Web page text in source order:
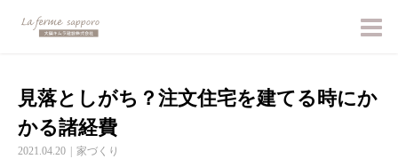
見落としがち？注文住宅を建てる時にか
かる諸経費
2021.04.20 家づくり